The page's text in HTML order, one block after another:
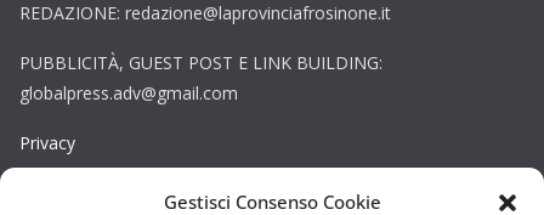
Gestisci Consenso Cookie
REDAZIONE: redazione@laprovinciafrosinone.it
PUBBLICITÀ, GUEST POST E LINK BUILDING:
globalpress.adv@gmail.com
Privacy